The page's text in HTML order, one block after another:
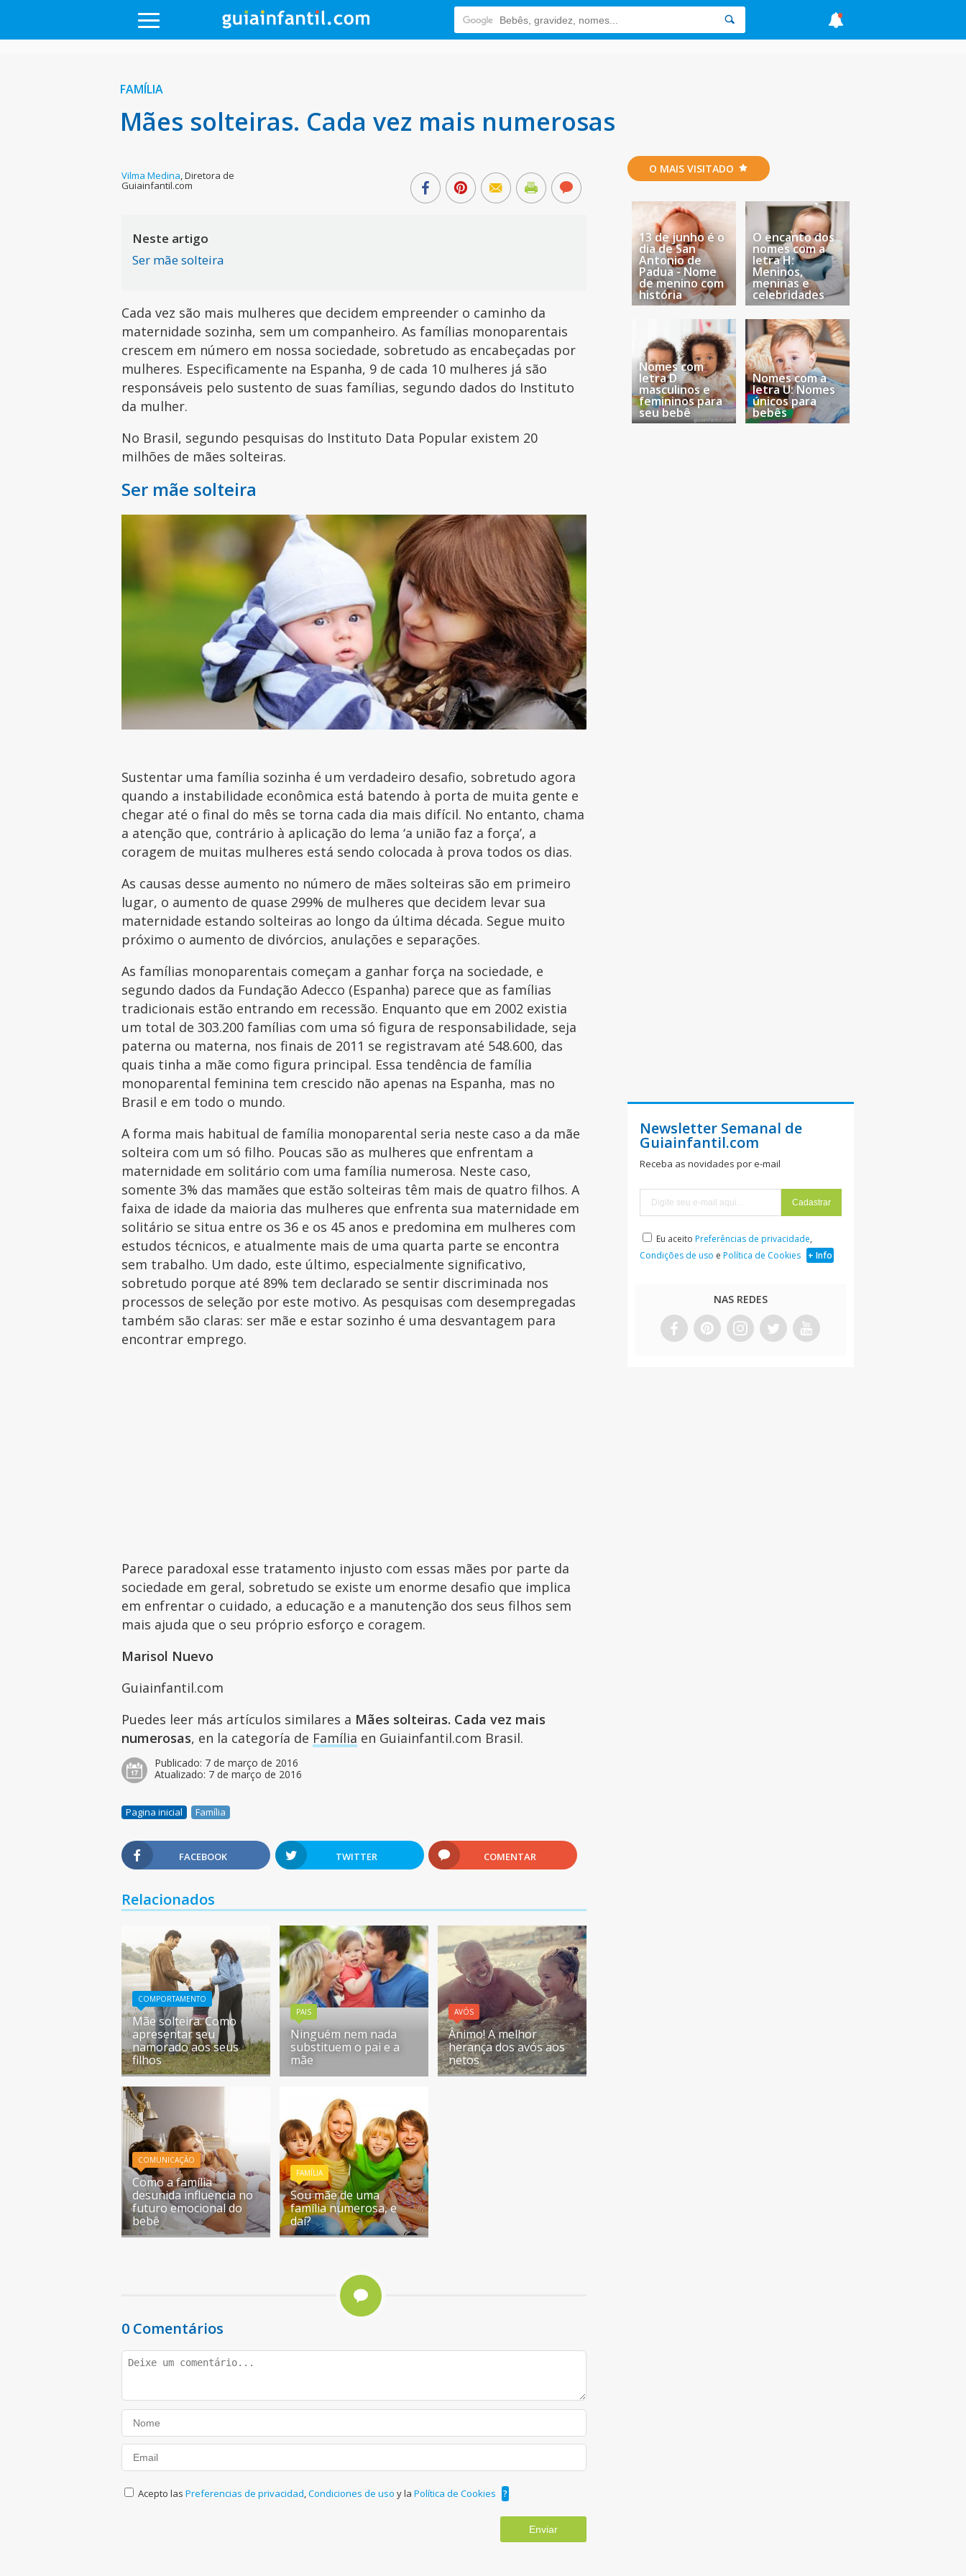
FAMÍLIA
Mães solteiras. Cada vez mais numerosas
Vilma Medina,Diretora de
Guiainfantil.com
Neste artigo
Ser mãe solteira
Cada vez são mais mulheres que decidem empreender o caminho da
maternidade sozinha, sem um companheiro. As famílias monoparentais
crescem em número em nossa sociedade, sobretudo as encabeçadas por
mulheres. Especificamente na Espanha, 9 de cada 10 mulheres já são
responsáveis pelo sustento de suas famílias, segundo dados do Instituto
da mulher.
No Brasil, segundo pesquisas do Instituto Data Popular existem 20
milhões de mães solteiras.
Ser mãe solteira
Sustentar uma família sozinha é um verdadeiro desafio, sobretudo agora
quando a instabilidade econômica está batendo à porta de muita gente e
chegar até o final do mês se torna cada dia mais difícil. No entanto, chama
a atenção que, contrário à aplicação do lema ‘a união faz a força’, a
coragem de muitas mulheres está sendo colocada à prova todos os dias.
As causas desse aumento no número de mães solteiras são em primeiro
lugar, o aumento de quase 299% de mulheres que decidem levar sua
maternidade estando solteiras ao longo da última década. Segue muito
próximo o aumento de divórcios, anulações e separações.
As famílias monoparentais começam a ganhar força na sociedade, e
segundo dados da Fundação Adecco (Espanha) parece que as famílias
tradicionais estão entrando em recessão. Enquanto que em 2002 existia
um total de 303.200 famílias com uma só figura de responsabilidade, seja
paterna ou materna, nos finais de 2011 se registravam até 548.600, das
quais tinha a mãe como figura principal. Essa tendência de família
monoparental feminina tem crescido não apenas na Espanha, mas no
Brasil e em todo o mundo.
A forma mais habitual de família monoparental seria neste caso a da mãe
solteira com um só filho. Poucas são as mulheres que enfrentam a
maternidade em solitário com uma família numerosa. Neste caso,
somente 3% das mamães que estão solteiras têm mais de quatro filhos. A
faixa de idade da maioria das mulheres que enfrenta sua maternidade em
solitário se situa entre os 36 e os 45 anos e predomina em mulheres com
estudos técnicos, e atualmente mais de uma quarta parte se encontra
sem trabalho. Um dado, este último, especialmente significativo,
sobretudo porque até 89% tem declarado se sentir discriminada nos
processos de seleção por este motivo. As pesquisas com desempregadas
também são claras: ser mãe e estar sozinho é uma desvantagem para
encontrar emprego.
Parece paradoxal esse tratamento injusto com essas mães por parte da
sociedade em geral, sobretudo se existe um enorme desafio que implica
em enfrentar o cuidado, a educação e a manutenção dos seus filhos sem
mais ajuda que o seu próprio esforço e coragem.
Marisol Nuevo
Guiainfantil.com
Puedes leer más artículos similares a Mães solteiras. Cada vez mais
numerosas, en la categoría de Família en Guiainfantil.com Brasil.
Publicado: 7 de março de 2016
Atualizado: 7 de março de 2016
Pagina inicial Família
FACEBOOK TWITTER COMENTAR
Relacionados
COMPORTAMENTO
Mãe solteira. Como
apresentar seu
namorado aos seus
filhos
PAIS
Ninguém nem nada
substituem o pai e a
mãe
AVÓS
Ânimo! A melhor
herança dos avós aos
netos
COMUNICAÇÃO
Como a família
desunida influencia no
futuro emocional do
bebê
FAMÍLIA
Sou mãe de uma
família numerosa, e
daí?
0 Comentários
Acepto lasPreferencias de privacidad ,Condiciones de usoy laPolítica de Cookies ?
Enviar
O MAIS VISITADO
13 de junho é o
dia de San
Antonio de
Padua - Nome
de menino com
história
O encanto dos
nomes com a
letra H:
Meninos,
meninas e
celebridades
Nomes com
letra D
masculinos e
femininos para
seu bebê
Nomes com a
letra U: Nomes
únicos para
bebês
Newsletter Semanal de
Guiainfantil.com
Receba as novidades por e-mail
Eu aceito Preferências de privacidade,
Condições de uso e Política de Cookies + Info
NAS REDES